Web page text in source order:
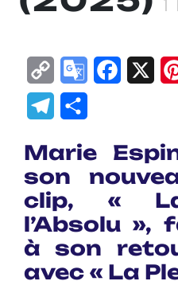
1
Copy
Link
Google
X
Telegram
Marie
son
clip, «
l’Absolu »,
à son
avec « La